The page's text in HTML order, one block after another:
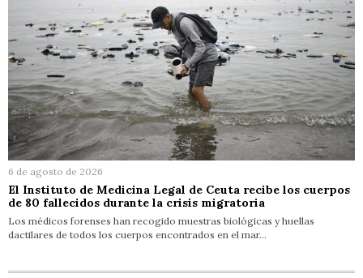
6 de agosto de 2026
El Instituto de Medicina Legal de Ceuta recibe los cuerpos
de 80 fallecidos durante la crisis migratoria
Los médicos forenses han recogido muestras biológicas y huellas
dactilares de todos los cuerpos encontrados en el mar…